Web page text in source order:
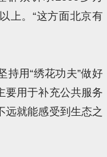
上。“这方面北京有
持用“绣花功夫”做好
要用于补充公共服务
远就能感受到生态之